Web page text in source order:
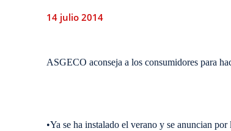
14 julio 2014
ASGECO aconseja a los consumidores para
•Ya se ha instalado el verano y se anuncian